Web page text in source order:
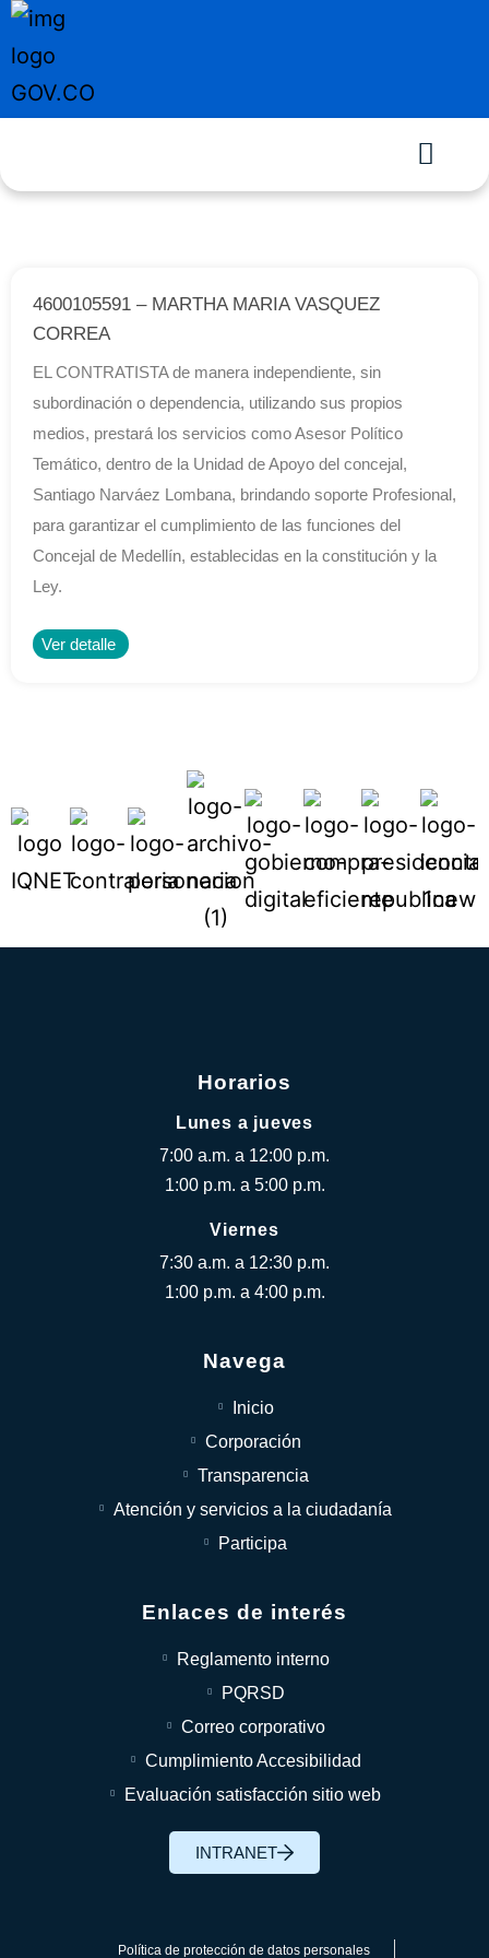
4600105591 – MARTHA MARIA VASQUEZ
CORREA
EL CONTRATISTA de manera independiente, sin
subordinación o dependencia, utilizando sus propios
medios, prestará los servicios como Asesor Político
Temático, dentro de la Unidad de Apoyo del concejal,
Santiago Narváez Lombana, brindando soporte Profesional,
para garantizar el cumplimiento de las funciones del
Concejal de Medellín, establecidas en la constitución y la
Ley.
Ver detalle
Horarios
Lunes a jueves
7:00 a.m. a 12:00 p.m.
1:00 p.m. a 5:00 p.m.
Viernes
7:30 a.m. a 12:30 p.m.
1:00 p.m. a 4:00 p.m.
Navega
Inicio
Corporación
Transparencia
Atención y servicios a la ciudadanía
Participa
Enlaces de interés
Reglamento interno
PQRSD
Correo corporativo
Cumplimiento Accesibilidad
Evaluación satisfacción sitio web
INTRANET
Política de protección de datos personales